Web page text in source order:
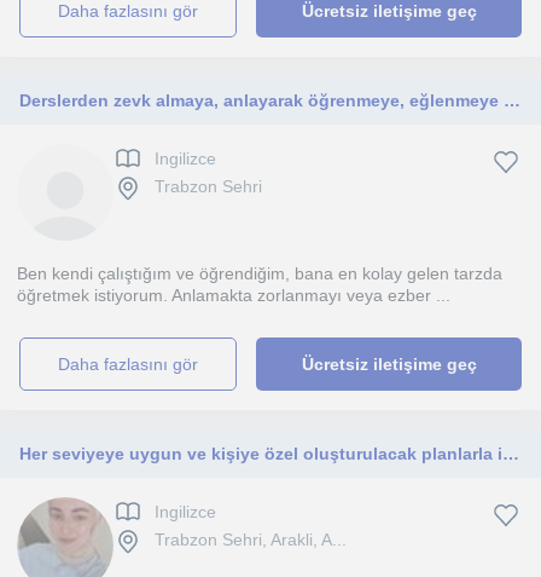
daha fazlasını gör Ücretsiz iletişime geç
Derslerden zevk almaya, anlayarak öğrenmeye, eğlenmeye ne dersin?
Ingilizce
Trabzon Sehri
Ben kendi çalıştığım ve öğrendiğim, bana en kolay gelen tarzda
öğretmek istiyorum. Anlamakta zorlanmayı veya ezber ...
daha fazlasını gör Ücretsiz iletişime geç
Her seviyeye uygun ve kişiye özel oluşturulacak planlarla ingilizce dersler veriyorum
Ingilizce
Trabzon Sehri, Arakli, A...